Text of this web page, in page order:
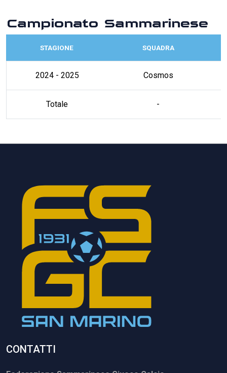
Campionato Sammarinese
STAGIONE SQUADRA
2024 - 2025 Cosmos
Totale -
CONTATTI